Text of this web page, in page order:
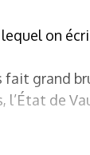
on
fait grand
l’État de